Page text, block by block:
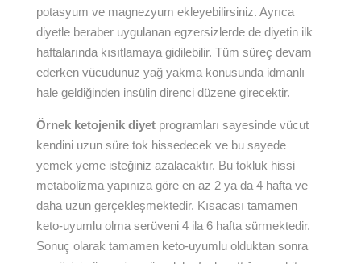
potasyum ve magnezyum ekleyebilirsiniz. Ayrıca
diyetle beraber uygulanan egzersizlerde de diyetin ilk
haftalarında kısıtlamaya gidilebilir. Tüm süreç devam
ederken vücudunuz yağ yakma konusunda idmanlı
hale geldiğinden insülin direnci düzene girecektir.
Örnek ketojenik diyetprogramları sayesinde vücut
kendini uzun süre tok hissedecek ve bu sayede
yemek yeme isteğiniz azalacaktır. Bu tokluk hissi
metabolizma yapınıza göre en az 2 ya da 4 hafta ve
daha uzun gerçekleşmektedir. Kısacası tamamen
keto-uyumlu olma serüveni 4 ila 6 hafta sürmektedir.
Sonuç olarak tamamen keto-uyumlu olduktan sonra